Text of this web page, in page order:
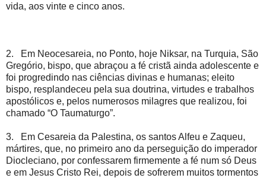
vida, aos vinte e cinco anos.
2. Em Neocesareia, no Ponto, hoje Niksar, na Turquia, São
Gregório, bispo, que abraçou a fé cristã ainda adolescente e
foi progredindo nas ciências divinas e humanas; eleito
bispo, resplandeceu pela sua doutrina, virtudes e trabalhos
apostólicos e, pelos numerosos milagres que realizou, foi
chamado “O Taumaturgo”.
3. Em Cesareia da Palestina, os santos Alfeu e Zaqueu,
mártires, que, no primeiro ano da perseguição do imperador
Diocleciano, por confessarem firmemente a fé num só Deus
e em Jesus Cristo Rei, depois de sofrerem muitos tormentos